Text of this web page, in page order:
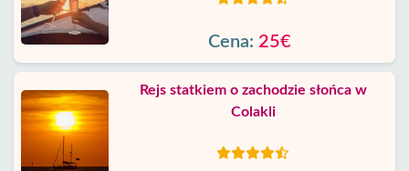
Cena: 25€
Rejs statkiem o zachodzie słońca w
Colakli